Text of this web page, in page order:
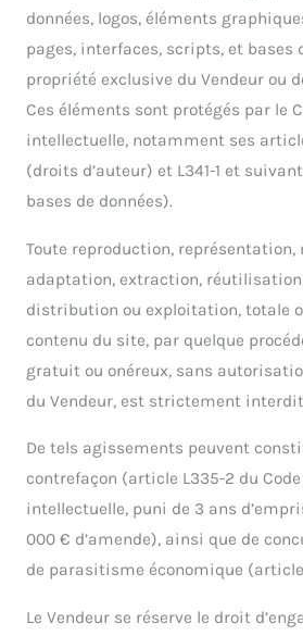
données, logos, éléments
pages, interfaces, scripts, et bases
propriété exclusive du Vendeur ou
Ces éléments sont protégés par le
intellectuelle, notamment ses
(droits d’auteur) et L341-1 et
bases de données).
Toute reproduction,
adaptation, extraction,
distribution ou exploitation, totale
contenu du site, par quelque
gratuit ou onéreux, sans
du Vendeur, est strictement
De tels agissements peuvent
contrefaçon (article L335-2 du
intellectuelle, puni de 3 ans
000 € d’amende), ainsi que de
de parasitisme économique
Le Vendeur se réserve le droit